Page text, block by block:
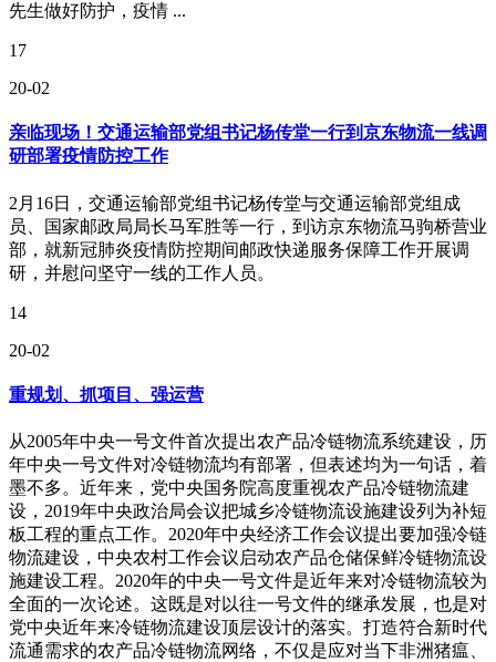
先生做好防护，疫情 ...
17
20-02
亲临现场！交通运输部党组书记杨传堂一行到京东物流一线调
研部署疫情防控工作
2月16日，交通运输部党组书记杨传堂与交通运输部党组成
员、国家邮政局局长马军胜等一行，到访京东物流马驹桥营业
部，就新冠肺炎疫情防控期间邮政快递服务保障工作开展调
研，并慰问坚守一线的工作人员。
14
20-02
重规划、抓项目、强运营
从2005年中央一号文件首次提出农产品冷链物流系统建设，历
年中央一号文件对冷链物流均有部署，但表述均为一句话，着
墨不多。近年来，党中央国务院高度重视农产品冷链物流建
设，2019年中央政治局会议把城乡冷链物流设施建设列为补短
板工程的重点工作。2020年中央经济工作会议提出要加强冷链
物流建设，中央农村工作会议启动农产品仓储保鲜冷链物流设
施建设工程。2020年的中央一号文件是近年来对冷链物流较为
全面的一次论述。这既是对以往一号文件的继承发展，也是对
党中央近年来冷链物流建设顶层设计的落实。打造符合新时代
流通需求的农产品冷链物流网络，不仅是应对当下非洲猪瘟、